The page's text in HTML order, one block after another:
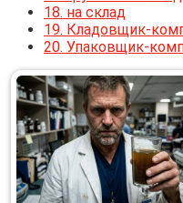
18. на склад
19. Кладовщик-
20. Упаковщик-